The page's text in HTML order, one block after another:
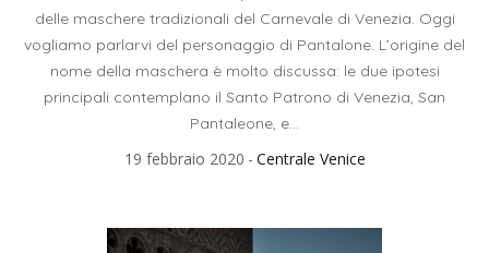
delle maschere tradizionali del Carnevale di Venezia. Oggi
vogliamo parlarvi del personaggio di Pantalone. L’origine del
nome della maschera è molto discussa: le due ipotesi
principali contemplano il Santo Patrono di Venezia, San
Pantaleone, e...
19 febbraio 2020 Centrale Venice